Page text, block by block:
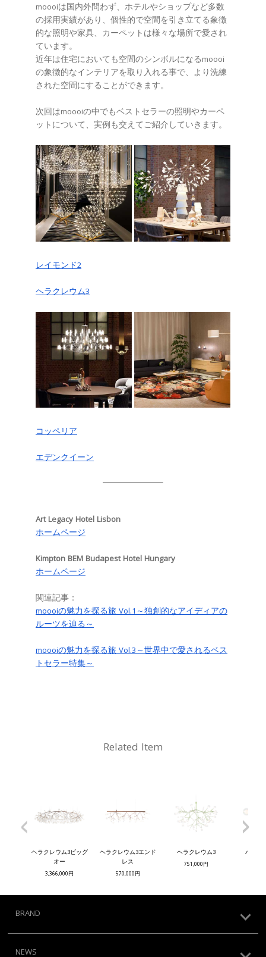
moooiは国内外問わず、ホテルやショップなど多数
の採用実績があり、個性的で空間を引き立てる象徴
的な照明や家具、カーペットは様々な場所で愛され
ています。
近年は住宅においても空間のシンボルになるmoooi
の象徴的なインテリアを取り入れる事で、より洗練
された空間にすることができます。
次回はmoooiの中でもベストセラーの照明やカーペ
ットについて、実例も交えてご紹介していきます。
レイモンド2
ヘラクレウム3
コッペリア
エデンクイーン
Art Legacy Hotel Lisbon
ホームページ
Kimpton BEM Budapest Hotel Hungary
ホームページ
関連記事：
moooiの魅力を探る旅 Vol.1～独創的なアイディアの
ルーツを辿る～
moooiの魅力を探る旅 Vol.3～世界中で愛されるベス
トセラー特集～
Related Item
ヘラクレウム3ビッグ
オー
3,366,000円
ヘラクレウム3エンド
レス
570,000円
ヘラクレウム3
751,000円
ハブル
< >
BRAND
NEWS